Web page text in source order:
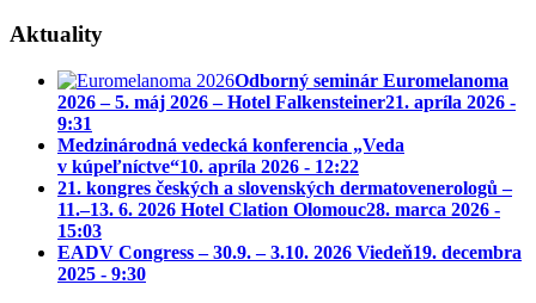
Aktuality
Odborný seminár Euromelanoma
2026 – 5. máj 2026 – Hotel Falkensteiner21. apríla 2026 -
9:31
Medzinárodná vedecká konferencia „Veda
v kúpeľníctve“10. apríla 2026 - 12:22
21. kongres českých a slovenských dermatovenerologů –
11.–13. 6. 2026 Hotel Clation Olomouc28. marca 2026 -
15:03
EADV Congress – 30.9. – 3.10. 2026 Viedeň19. decembra
2025 - 9:30